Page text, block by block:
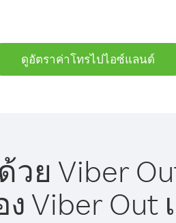
ดูอัตราค่าโทรไปไอซ์แลนด์
ย Viber
Viber